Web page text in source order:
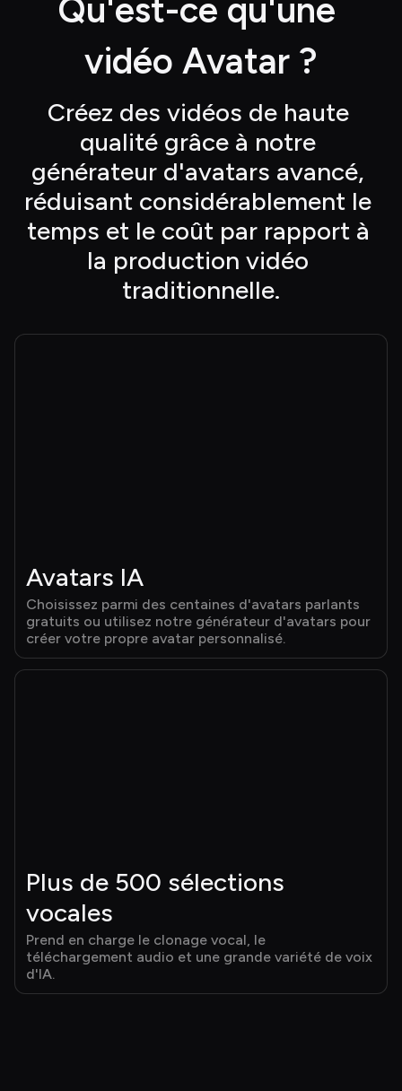
Qu'est-ce qu'une
vidéo Avatar ?
Créez des vidéos de haute
qualité grâce à notre
générateur d'avatars avancé,
réduisant considérablement le
temps et le coût par rapport à
la production vidéo
traditionnelle.
Avatars IA
Choisissez parmi des centaines d'avatars parlants
gratuits ou utilisez notre générateur d'avatars pour
créer votre propre avatar personnalisé.
Plus de 500 sélections
vocales
Prend en charge le clonage vocal, le
téléchargement audio et une grande variété de voix
d'IA.